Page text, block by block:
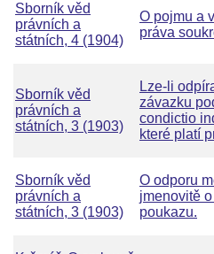
Sborník věd
právních a
státních, 4 (1904)
O pojmu a
práva
Sborník věd
právních a
státních, 3 (1903)
Lze-li
závazku
condictio
které platí
Sborník věd
právních a
státních, 3 (1903)
O odporu
jmenovitě
poukazu.